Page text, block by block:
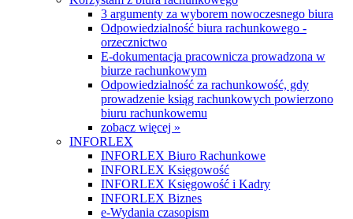
3 argumenty za wyborem nowoczesnego biura
Odpowiedzialność biura rachunkowego -
orzecznictwo
E-dokumentacja pracownicza prowadzona w
biurze rachunkowym
Odpowiedzialność za rachunkowość, gdy
prowadzenie ksiąg rachunkowych powierzono
biuru rachunkowemu
zobacz więcej »
INFORLEX
INFORLEX Biuro Rachunkowe
INFORLEX Księgowość
INFORLEX Księgowość i Kadry
INFORLEX Biznes
e-Wydania czasopism